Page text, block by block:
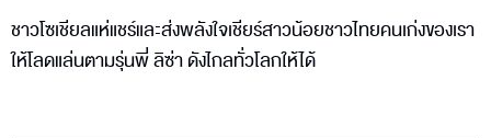
ชาวโซเชียลแห่แชร์และส่งพลังใจเชียร์สาวน้อยชาวไทยคนเก่งของเรา
ให้โลดแล่นตามรุ่นพี่ ลิซ่า ดังไกลทั่วโลกให้ได้